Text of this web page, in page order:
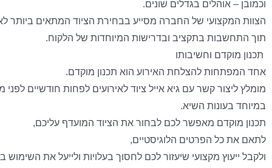
וכמובן – אוהלים בגדלים שונים.
הצוות המקצועי של החברה מסייע בבחירת הציוד המתאים ביותר
תוך התחשבות בתקציב ובדרישות המיוחדות של הלקוח.
תכנון מוקדם וחשיבותו
אחד המפתחות להצלחת האירוע הוא תכנון מוקדם.
מומלץ ליצור קשר עם גיא אייל ציוד לאירועים לפחות חודשיים לפני
במיוחד בעונות השיא.
תכנון מוקדם מאפשר לכם לבחור את הציוד המועדף עליכם,
לתאם את כל הפרטים הלוגיסטיים,
ולקבל ייעוץ מקצועי שיעזור לכם לחסוך בעלויות ולייעל את השימוש